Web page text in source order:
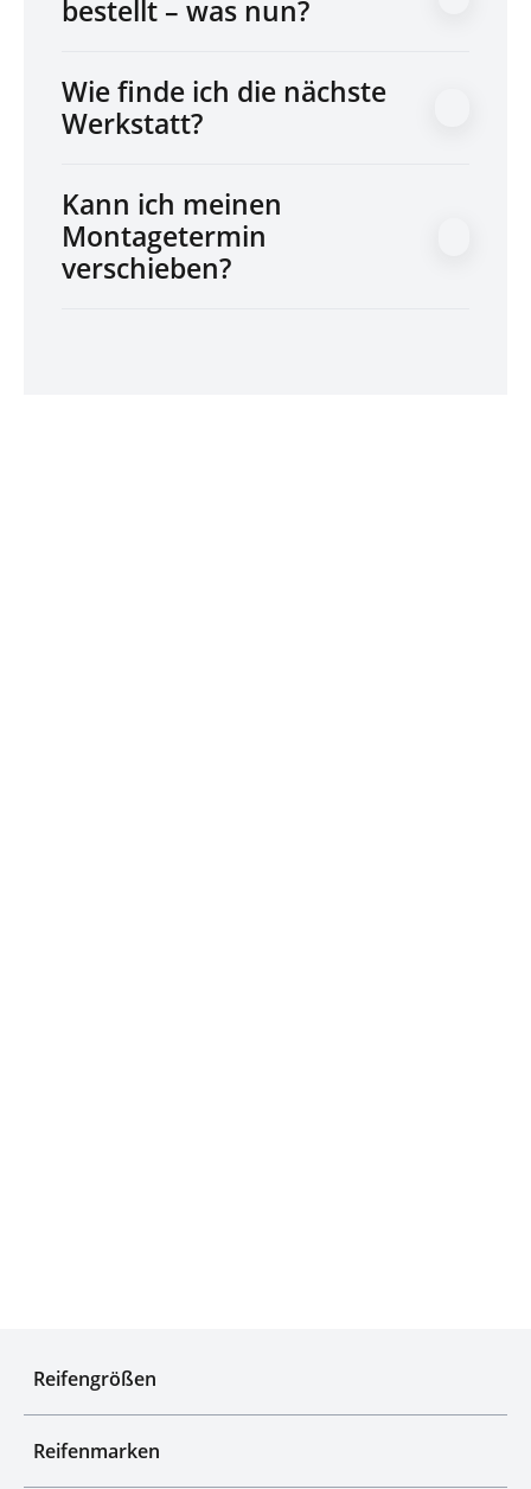
bestellt – was nun?
Wie finde ich die nächste
Werkstatt?
Kann ich meinen
Montagetermin
verschieben?
Reifengrößen
Reifenmarken